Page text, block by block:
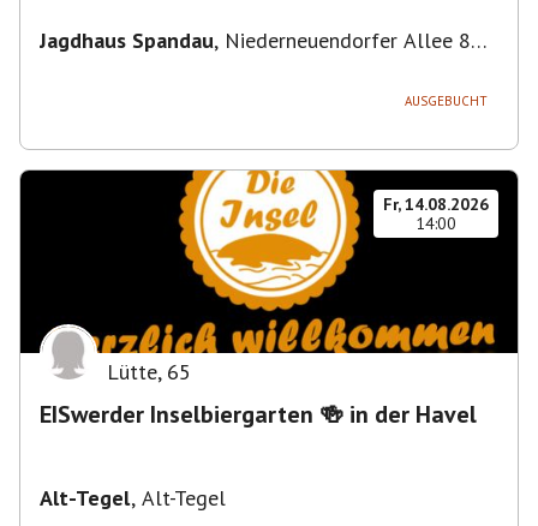
Jagdhaus Spandau, Niederneuendorfer Allee 80,
AUSGEBUCHT
Fr, 14.08.2026
14:00
Lütte, 65
EISwerder Inselbiergarten 🍻 in der Havel
Alt-Tegel, Alt-Tegel